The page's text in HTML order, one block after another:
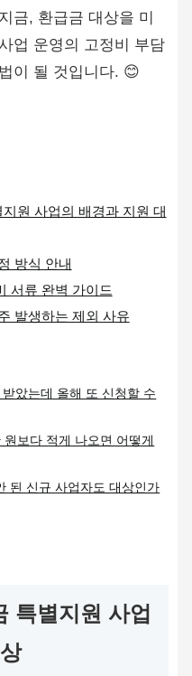
금, 환급금 대상을 미
업 운영의 고정비 부담
이 될 것입니다. 😊
원 사업의 배경과 지원 대
방식 안내
서류 완벽 가이드
발생하는 제외 사유
았는데 올해 또 신청할 수
보다 적게 나오면 어떻게
된 신규 사업자도 대상인가
특별지원 사업